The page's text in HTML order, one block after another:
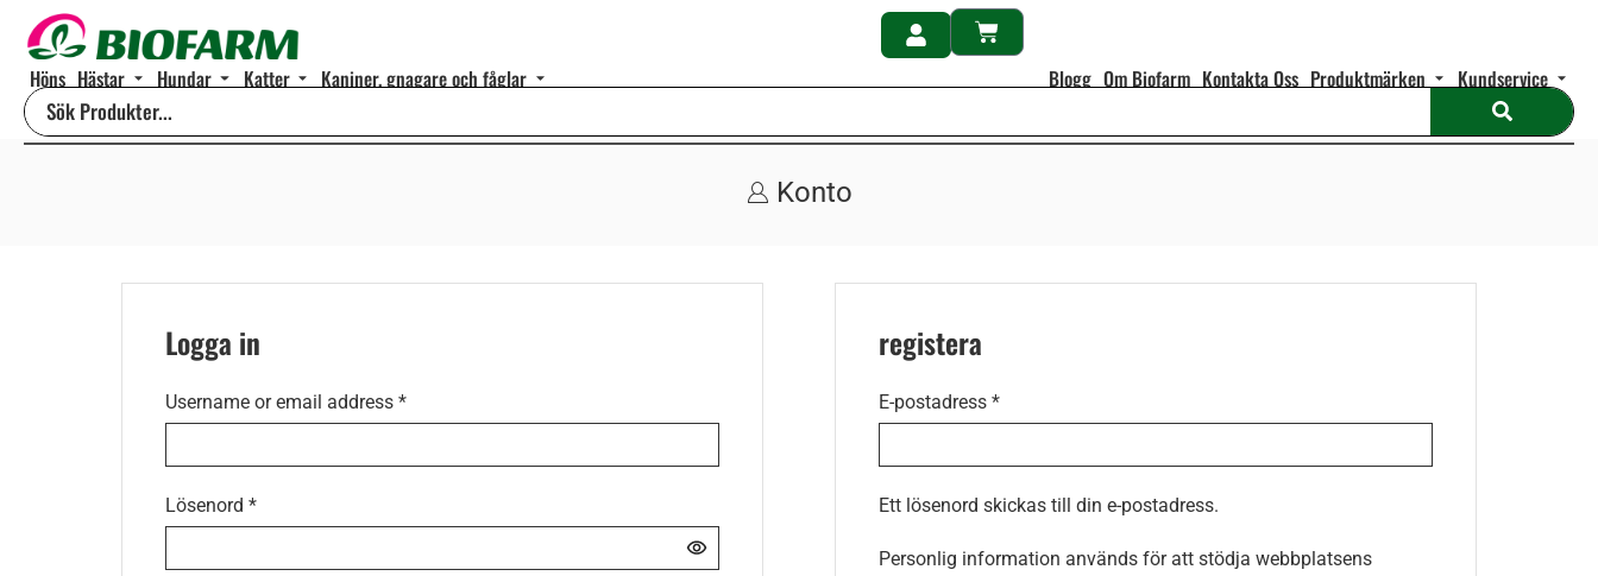
Höns Hästar Hundar Katter Kaniner, gnagare och fåglar Blogg Om Biofarm Kontakta Oss Produktmärken Kundservice
Konto
Logga in
Username or email address *
Lösenord *
registera
E-postadress *
Ett lösenord skickas till din e-postadress.
Personlig information används för att stödja webbplatsens